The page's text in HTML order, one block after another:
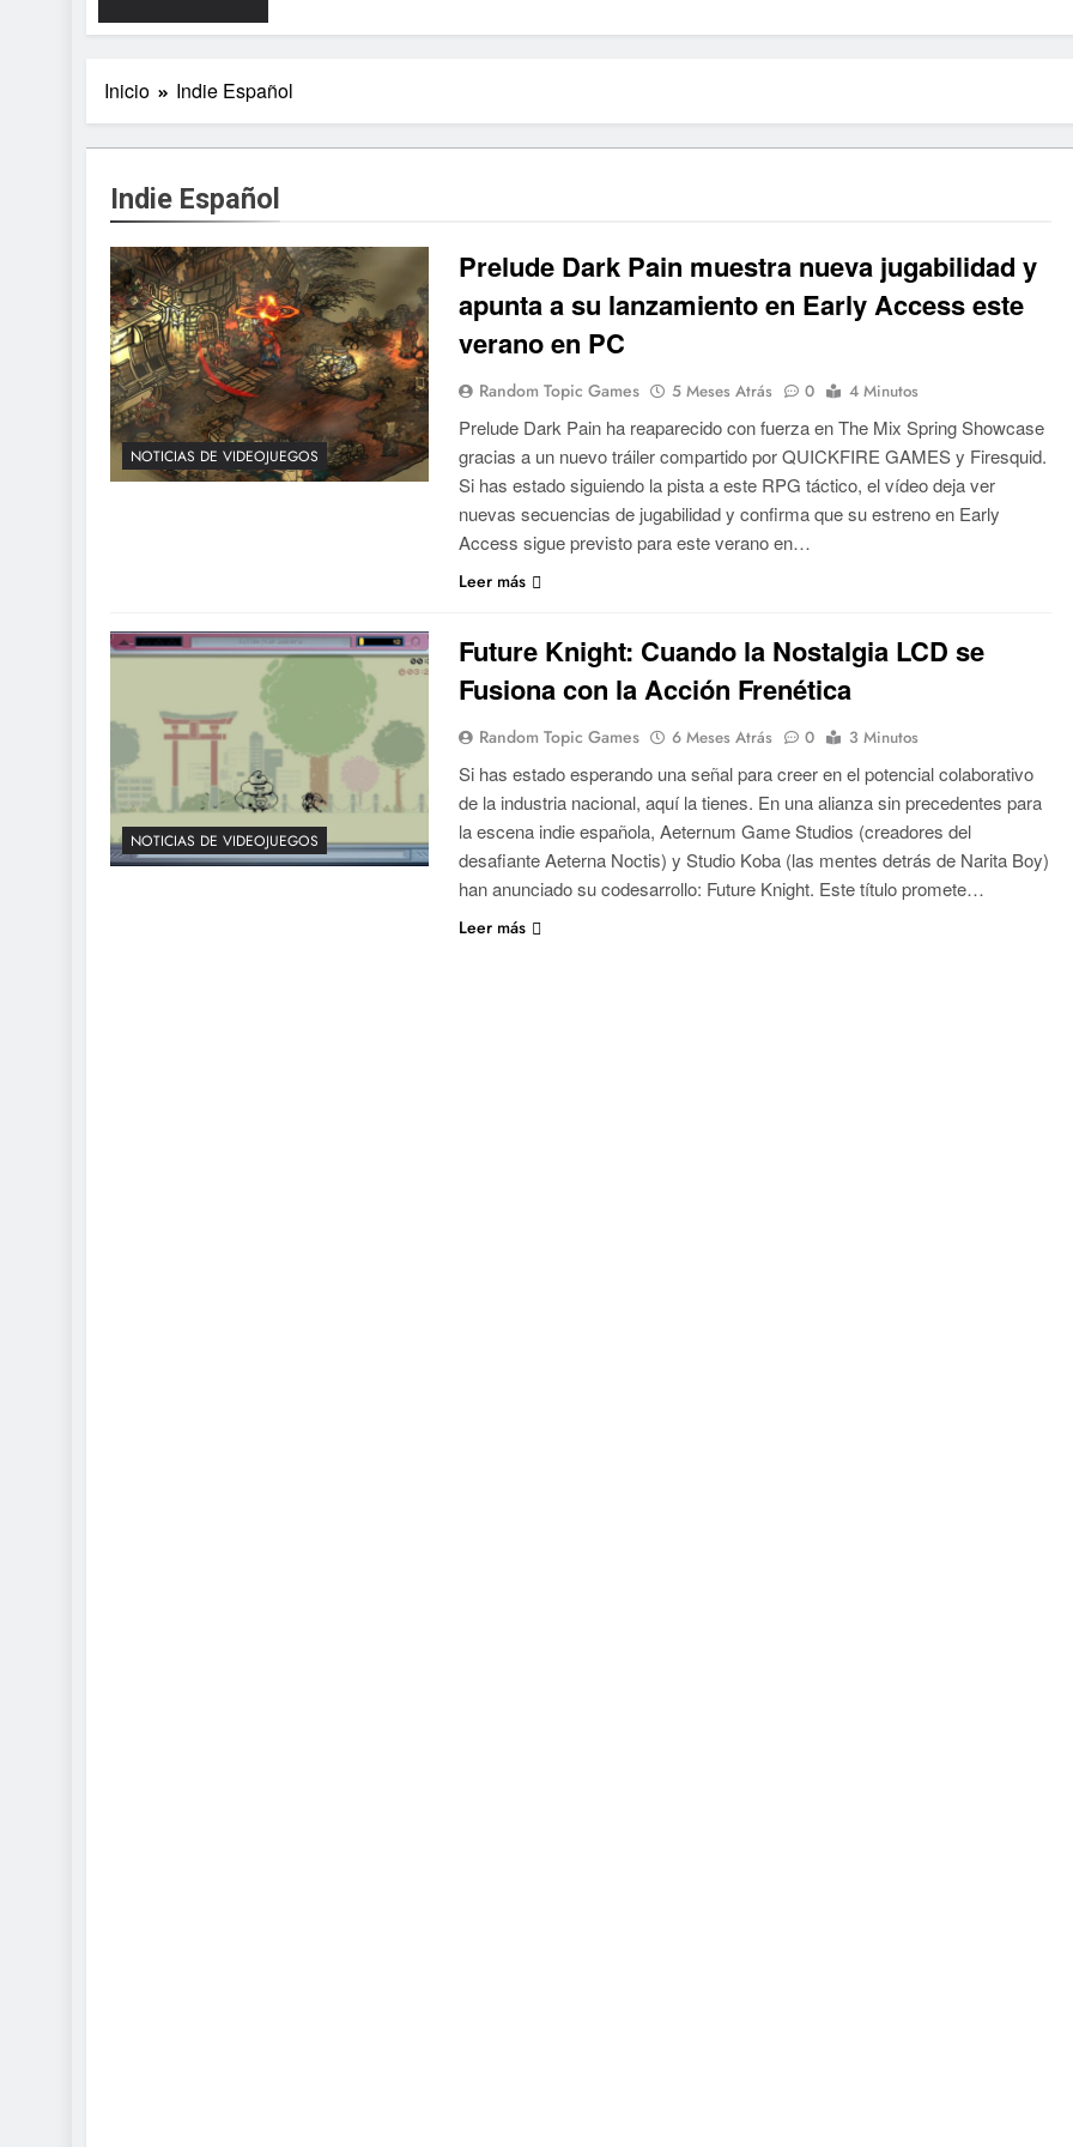
Inicio Indie Español
Indie Español
NOTICIAS DE VIDEOJUEGOS
Prelude Dark Pain muestra nueva jugabilidad y
apunta a su lanzamiento en Early Access este
verano en PC
Random Topic Games 5 Meses Atrás 0 4 Minutos
Prelude Dark Pain ha reaparecido con fuerza en The Mix Spring Showcase
gracias a un nuevo tráiler compartido por QUICKFIRE GAMES y Firesquid.
Si has estado siguiendo la pista a este RPG táctico, el vídeo deja ver
nuevas secuencias de jugabilidad y confirma que su estreno en Early
Access sigue previsto para este verano en…
Leer más
NOTICIAS DE VIDEOJUEGOS
Future Knight: Cuando la Nostalgia LCD se
Fusiona con la Acción Frenética
Random Topic Games 6 Meses Atrás 0 3 Minutos
Si has estado esperando una señal para creer en el potencial colaborativo
de la industria nacional, aquí la tienes. En una alianza sin precedentes para
la escena indie española, Aeternum Game Studios (creadores del
desafiante Aeterna Noctis) y Studio Koba (las mentes detrás de Narita Boy)
han anunciado su codesarrollo: Future Knight. Este título promete…
Leer más